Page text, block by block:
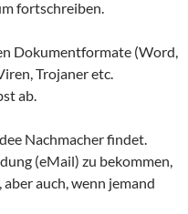
fortschreiben.
Dokumentformate (Word,
Trojaner etc.
ab.
Nachmacher findet.
(eMail) zu bekommen,
auch, wenn jemand